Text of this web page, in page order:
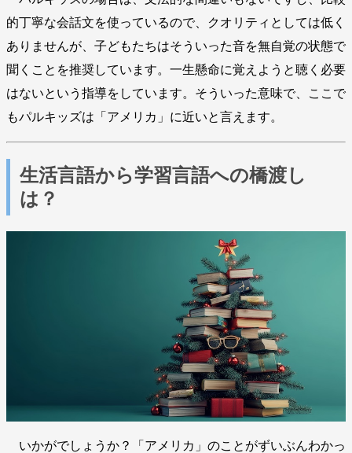
的丁寧な会話文を使っているので、クオリティとしては低く
ありませんが、子どもたちはそういった音を無自覚の状態で
聞くことを推奨しています。一生懸命に覚えようと聴く必要
はないという指導をしています。そういった意味で、ここで
もパルキッズは「アメリカ」に近いと言えます。
生活言語から学習言語への橋渡し
は？
いかがでしょうか？「アメリカ」のことがずいぶんわかっ